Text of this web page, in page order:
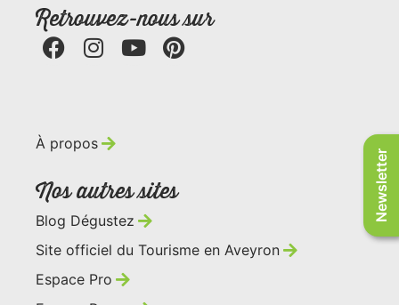
Retrouvez-nous sur
À propos
Nos autres sites
Blog Dégustez
Site officiel du Tourisme en Aveyron
Espace Pro
Newsletter